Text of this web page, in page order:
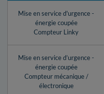
Mise en service d'urgence -
énergie coupée
Compteur Linky
Mise en service d’urgence -
énergie coupée
Compteur mécanique /
électronique